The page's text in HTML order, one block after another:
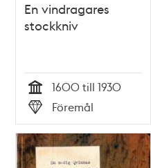
En vindragares
stockkniv
Tid
1600 till 1930
Typ
Föremål